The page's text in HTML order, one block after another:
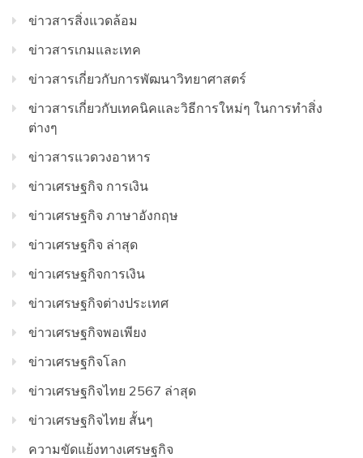
ข่าวสารสิ่งแวดล้อม
ข่าวสารเกมและเทค
ข่าวสารเกี่ยวกับการพัฒนาวิทยาศาสตร์
ข่าวสารเกี่ยวกับเทคนิคและวิธีการใหม่ๆ ในการทำสิ่ง
ต่างๆ
ข่าวสารแวดวงอาหาร
ข่าวเศรษฐกิจ การเงิน
ข่าวเศรษฐกิจ ภาษาอังกฤษ
ข่าวเศรษฐกิจ ล่าสุด
ข่าวเศรษฐกิจการเงิน
ข่าวเศรษฐกิจต่างประเทศ
ข่าวเศรษฐกิจพอเพียง
ข่าวเศรษฐกิจโลก
ข่าวเศรษฐกิจไทย 2567 ล่าสุด
ข่าวเศรษฐกิจไทย สั้นๆ
ความขัดแย้งทางเศรษฐกิจ